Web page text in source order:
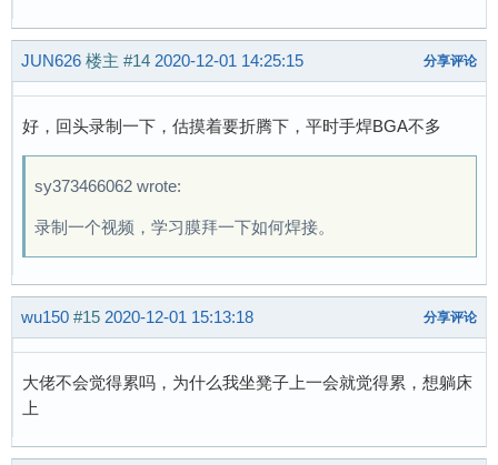
JUN626 楼主 #14 2020-12-01 14:25:15 分享评论
好，回头录制一下，估摸着要折腾下，平时手焊BGA不多
sy373466062 wrote:
录制一个视频，学习膜拜一下如何焊接。
wu150 #15 2020-12-01 15:13:18 分享评论
大佬不会觉得累吗，为什么我坐凳子上一会就觉得累，想躺床
上